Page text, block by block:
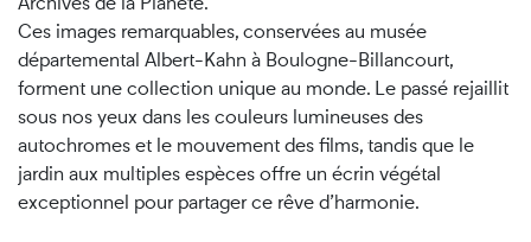
Ces images remarquables, conservées au musée
départemental Albert-Kahn à Boulogne-Billancourt,
forment une collection unique au monde. Le passé rejaillit
sous nos yeux dans les couleurs lumineuses des
autochromes et le mouvement des films, tandis que le
jardin aux multiples espèces offre un écrin végétal
exceptionnel pour partager ce rêve d’harmonie.